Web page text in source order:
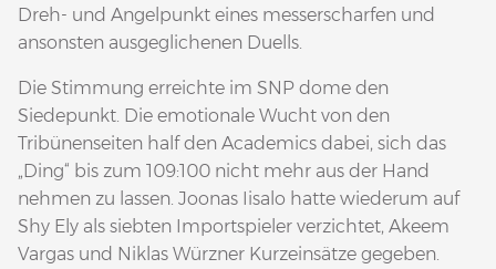
Dreh- und Angelpunkt eines messerscharfen und
ansonsten ausgeglichenen Duells.
Die Stimmung erreichte im SNP dome den
Siedepunkt. Die emotionale Wucht von den
Tribünenseiten half den Academics dabei, sich das
„Ding“ bis zum 109:100 nicht mehr aus der Hand
nehmen zu lassen. Joonas Iisalo hatte wiederum auf
Shy Ely als siebten Importspieler verzichtet, Akeem
Vargas und Niklas Würzner Kurzeinsätze gegeben.